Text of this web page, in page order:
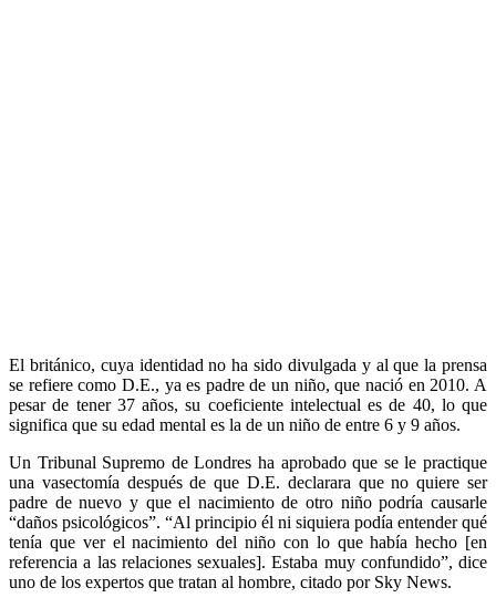
El británico, cuya identidad no ha sido divulgada y al que la prensa
se refiere como D.E., ya es padre de un niño, que nació en 2010. A
pesar de tener 37 años, su coeficiente intelectual es de 40, lo que
significa que su edad mental es la de un niño de entre 6 y 9 años.
Un Tribunal Supremo de Londres ha aprobado que se le practique
una vasectomía después de que D.E. declarara que no quiere ser
padre de nuevo y que el nacimiento de otro niño podría causarle
“daños psicológicos”. “Al principio él ni siquiera podía entender qué
tenía que ver el nacimiento del niño con lo que había hecho [en
referencia a las relaciones sexuales]. Estaba muy confundido”, dice
uno de los expertos que tratan al hombre, citado por Sky News.